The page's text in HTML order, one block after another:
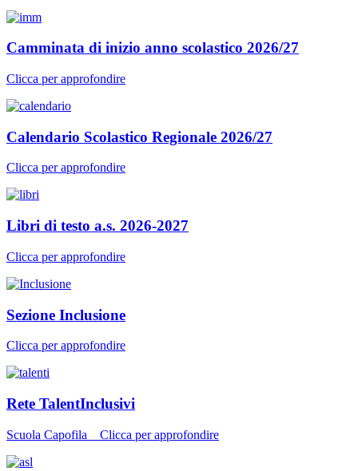
Camminata di inizio anno scolastico 2026/27
Clicca per approfondire
Calendario Scolastico Regionale 2026/27
Clicca per approfondire
Libri di testo a.s. 2026-2027
Clicca per approfondire
Sezione Inclusione
Clicca per approfondire
Rete TalentInclusivi
Scuola Capofila _ Clicca per approfondire